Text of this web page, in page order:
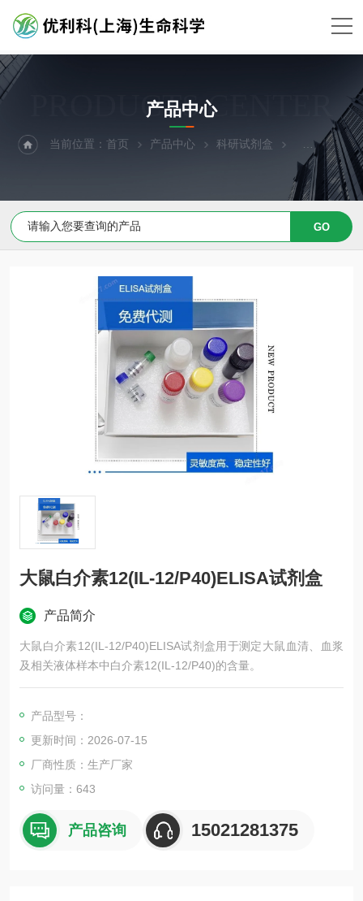
PRODUCTS CENTER
产品中心
当前位置：首页 产品中心 科研试剂盒 ELISA试剂盒
大鼠白介素12(IL-12/P40)ELISA试剂盒
产品简介
大鼠白介素12(IL-12/P40)ELISA试剂盒用于测定大鼠血清、血浆
及相关液体样本中白介素12(IL-12/P40)的含量。
产品型号：
更新时间：2026-07-15
厂商性质：生产厂家
访问量：643
产品咨询 15021281375